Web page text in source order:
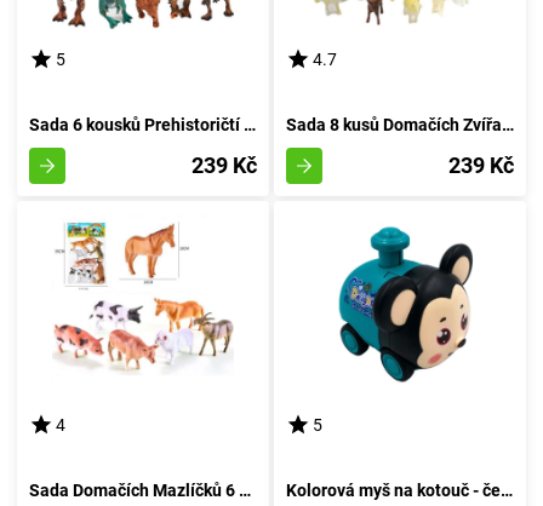
5
Sada 6 kousků Prehistoričtí Tvorečci v Pytlíku
239 Kč
4.7
Sada 8 kusů Domačích Zvířat z Venkovské usedlosti
239 Kč
4
Sada Domačích Mazlíčků 6 Kousků
5
Kolorová myš na kotouč - červená